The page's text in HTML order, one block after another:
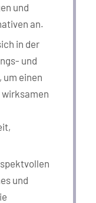
und
an.
in der
und
einen
und